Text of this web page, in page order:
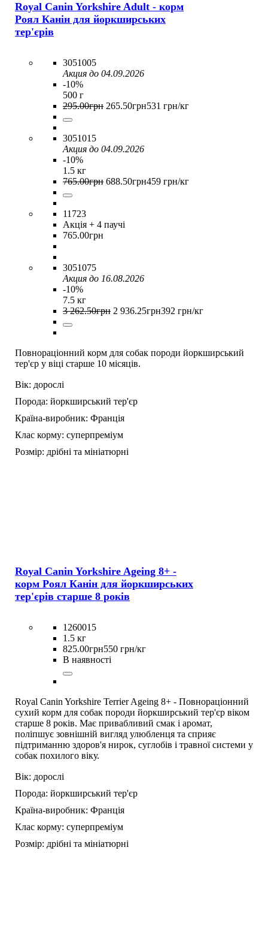
Royal Canin Yorkshire Adult - корм
Роял Канін для йоркширських
тер'єрів
3051005
Акция до 04.09.2026
-10%
500 г
295.00грн 265.50грн531 грн/кг
3051015
Акция до 04.09.2026
-10%
1.5 кг
765.00грн 688.50грн459 грн/кг
11723
Акція + 4 паучі
765.00грн
3051075
Акция до 16.08.2026
-10%
7.5 кг
3 262.50грн 2 936.25грн392 грн/кг
Повнораціонний корм для собак породи йоркширський
тер'єр у віці старше 10 місяців.
Вік: дорослі
Порода: йоркширський тер'єр
Країна-виробник: Франція
Клас корму: суперпреміум
Розмір: дрібні та мініатюрні
Royal Canin Yorkshire Ageing 8+ -
корм Роял Канін для йоркширських
тер'єрів старше 8 років
1260015
1.5 кг
825.00грн550 грн/кг
В наявності
Royal Canin Yorkshire Terrier Ageing 8+ - Повнораціонний
сухий корм для собак породи йоркширський тер'єр віком
старше 8 років. Має привабливий смак і аромат,
поліпшує зовнішній вигляд улюбленця та сприяє
підтриманню здоров'я нирок, суглобів і травної системи у
собак похилого віку.
Вік: дорослі
Порода: йоркширський тер'єр
Країна-виробник: Франція
Клас корму: суперпреміум
Розмір: дрібні та мініатюрні